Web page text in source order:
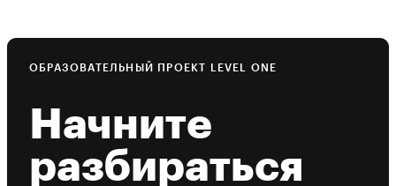
ОБРАЗОВАТЕЛЬНЫЙ ПРОЕКТ LEVEL ONE
Начните
разбираться